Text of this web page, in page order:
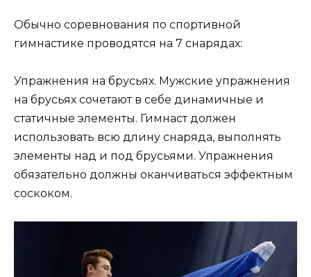
Обычно соревнования по спортивной
гимнастике проводятся на 7 снарядах:
Упражнения на брусьях. Мужские упражнения
на брусьях сочетают в себе динамичные и
статичные элементы. Гимнаст должен
использовать всю длину снаряда, выполнять
элементы над и под брусьями. Упражнения
обязательно должны оканчиваться эффектным
соскоком.